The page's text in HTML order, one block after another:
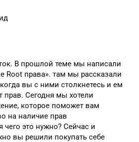
В прошлой теме мы написали
Root права». там мы рассказали
вы с ними столкнетесь и ем
прав. Сегодня мы хотели
которое поможет вам
на наличие прав
чего это нужно? Сейчас и
вы решили покупать себе